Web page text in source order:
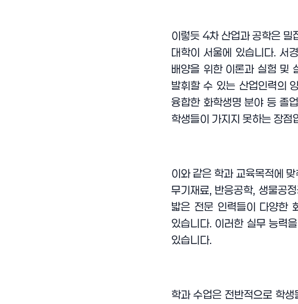
이렇듯 4차 산업과 공학은 밀
대학이 서울에 있습니다. 서
배양을 위한 이론과 실험 및
발휘할 수 있는 산업인력의
융합한 화학생명 분야 등 졸
학생들이 가지지 못하는 장점
이와 같은 학과 교육목적에
무기재료, 반응공학, 생물공
밟은 전문 인력들이 다양한
있습니다. 이러한 실무 능력
있습니다.
학과 수업은 전반적으로 학